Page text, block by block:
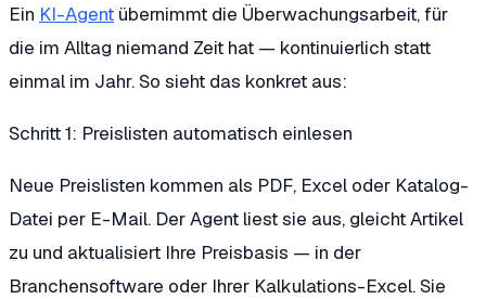
Ein KI-Agent übernimmt die Überwachungsarbeit, für
die im Alltag niemand Zeit hat — kontinuierlich statt
einmal im Jahr. So sieht das konkret aus:
Schritt 1: Preislisten automatisch einlesen
Neue Preislisten kommen als PDF, Excel oder Katalog-
Datei per E-Mail. Der Agent liest sie aus, gleicht Artikel
zu und aktualisiert Ihre Preisbasis — in der
Branchensoftware oder Ihrer Kalkulations-Excel. Sie